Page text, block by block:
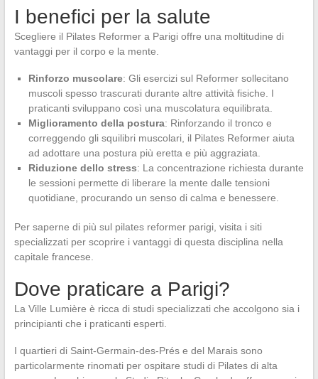
I benefici per la salute
Scegliere il Pilates Reformer a Parigi offre una moltitudine di
vantaggi per il corpo e la mente.
Rinforzo muscolare: Gli esercizi sul Reformer sollecitano
muscoli spesso trascurati durante altre attività fisiche. I
praticanti sviluppano così una muscolatura equilibrata.
Miglioramento della postura: Rinforzando il tronco e
correggendo gli squilibri muscolari, il Pilates Reformer aiuta
ad adottare una postura più eretta e più aggraziata.
Riduzione dello stress: La concentrazione richiesta durante
le sessioni permette di liberare la mente dalle tensioni
quotidiane, procurando un senso di calma e benessere.
Per saperne di più sul pilates reformer parigi, visita i siti
specializzati per scoprire i vantaggi di questa disciplina nella
capitale francese.
Dove praticare a Parigi?
La Ville Lumière è ricca di studi specializzati che accolgono sia i
principianti che i praticanti esperti.
I quartieri di Saint-Germain-des-Prés e del Marais sono
particolarmente rinomati per ospitare studi di Pilates di alta